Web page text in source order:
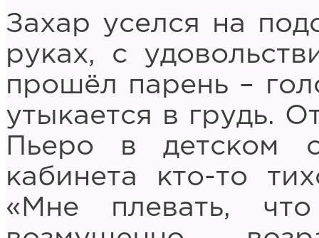
Захар уселся на
руках, с
прошёл парень –
утыкается в грудь.
Пьеро в детском
кабинета кто-то
«Мне плевать,